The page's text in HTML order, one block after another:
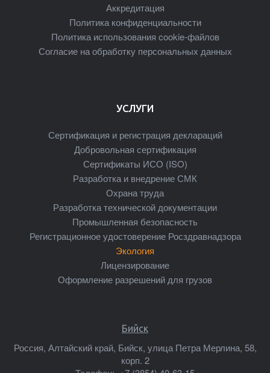
Аккредитация
Политика конфиденциальности
Политика использования cookie-файлов
Согласие на обработку персональных данных
УСЛУГИ
Сертификация и регистрация деклараций
Добровольная сертификация
Сертификаты ИСО (ISO)
Разработка и внедрение СМК
Охрана труда
Разработка технической документации
Промышленная безопасность
Регистрационное удостоверение Росздравнадзора
Экология
Лицензирование
Оформление разрешений для грузов
Бийск
Россия, Алтайский край, Бийск, улица Петра Мерлина, 58,
корп. 2